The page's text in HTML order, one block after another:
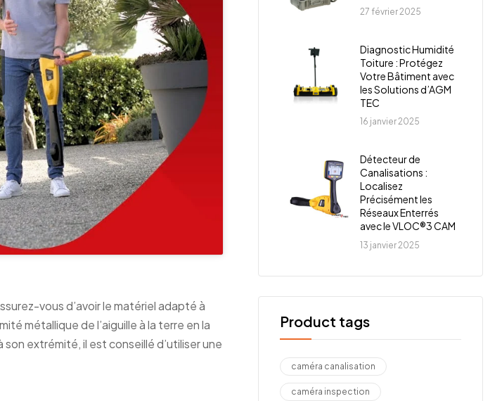
vous d’avoir le matériel adapté à
métallique de l’aiguille à la terre en la
extrémité, il est conseillé d’utiliser une
27 février 2025
Diagnostic Humidité
Toiture : Protégez
Votre Bâtiment avec
les Solutions d’AGM
TEC
16 janvier 2025
Détecteur de
Canalisations :
Localisez
Précisément les
Réseaux Enterrés
avec le VLOC®3 CAM
13 janvier 2025
Product tags
caméra canalisation
caméra inspection